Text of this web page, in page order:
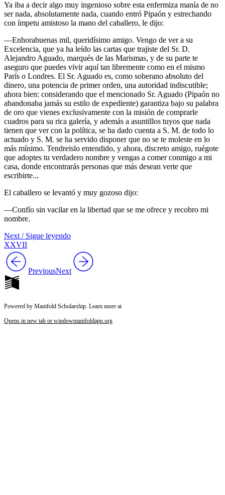
Ya iba a decir algo muy ingenioso sobre esta enfermiza manía de no
ser nada, absolutamente nada, cuando entró Pipaón y estrechando
con ímpetu amistoso la mano del caballero, le dijo:
—Enhorabuenas mil, queridísimo amigo. Vengo de ver a su
Excelencia, que ya ha leído las cartas que trajiste del Sr. D.
Alejandro Aguado, marqués de las Marismas, y de su parte te
aseguro que puedes vivir aquí tan libremente como en el mismo
París o Londres. El Sr. Aguado es, como soberano absoluto del
dinero, una potencia de primer orden, una autoridad indiscutible;
ahora bien: considerando que el mencionado Sr. Aguado (Pipaón no
abandonaba jamás su estilo de expediente) garantiza bajo su palabra
de oro que vienes exclusivamente con la misión de comprarle
cuadros para su rica galería, y además a asuntillos tuyos que nada
tienen que ver con la política, se ha dado cuenta a S. M. de todo lo
actuado y S. M. se ha servido disponer que no se te moleste en lo
más mínimo. Tendreislo entendido, y ahora, discreto amigo, ruégote
que adoptes tu verdadero nombre y vengas a comer conmigo a mi
casa, donde encontrarás personas que más desean verte que
escribirte...
El caballero se levantó y muy gozoso dijo:
—Confío sin vacilar en la libertad que se me ofrece y recobro mi
nombre.
Next / Sigue leyendo
XXVII
PreviousNext
Powered by Manifold Scholarship. Learn more at
Opens in new tab or windowmanifoldapp.org